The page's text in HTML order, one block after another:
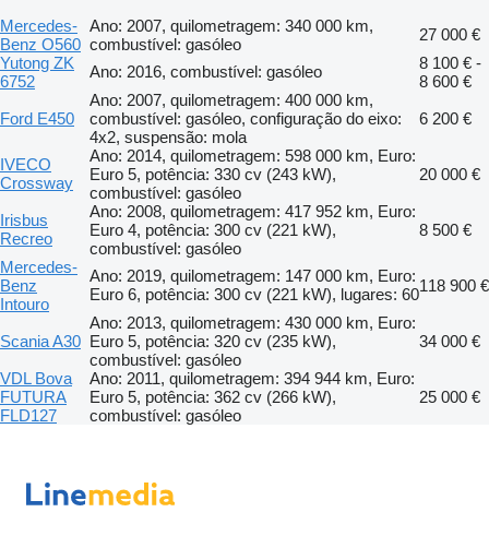
Mercedes-
Benz O560
Ano: 2007, quilometragem: 340 000 km,
combustível: gasóleo
27 000 €
Yutong ZK
6752
Ano: 2016, combustível: gasóleo
8 100 € -
8 600 €
Ford E450
Ano: 2007, quilometragem: 400 000 km,
combustível: gasóleo, configuração do eixo:
4x2, suspensão: mola
6 200 €
IVECO
Crossway
Ano: 2014, quilometragem: 598 000 km, Euro:
Euro 5, potência: 330 cv (243 kW),
combustível: gasóleo
20 000 €
Irisbus
Recreo
Ano: 2008, quilometragem: 417 952 km, Euro:
Euro 4, potência: 300 cv (221 kW),
combustível: gasóleo
8 500 €
Mercedes-
Benz
Intouro
Ano: 2019, quilometragem: 147 000 km, Euro:
Euro 6, potência: 300 cv (221 kW), lugares: 60118 900 €
Scania A30
Ano: 2013, quilometragem: 430 000 km, Euro:
Euro 5, potência: 320 cv (235 kW),
combustível: gasóleo
34 000 €
VDL Bova
FUTURA
FLD127
Ano: 2011, quilometragem: 394 944 km, Euro:
Euro 5, potência: 362 cv (266 kW),
combustível: gasóleo
25 000 €